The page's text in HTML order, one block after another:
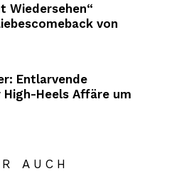
Wiedersehen“
von
Entlarvende
Heels Affäre um
AUCH